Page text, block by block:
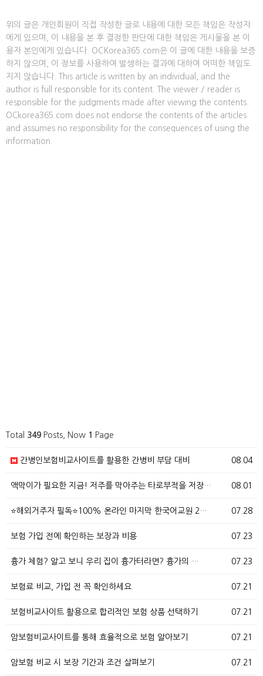
위의 글은 개인회원이 직접 작성한 글로 내용에 대한 모든 책임은 작성자
에게 있으며, 이 내용을 본 후 결정한 판단에 대한 책임은 게시물을 본 이
용자 본인에게 있습니다. OCKorea365.com은 이 글에 대한 내용을 보증
하지 않으며, 이 정보를 사용하여 발생하는 결과에 대하여 어떠한 책임도
지지 않습니다. This article is written by an individual, and the
author is full responsible for its content. The viewer / reader is
responsible for the judgments made after viewing the contents.
OCkorea365.com does not endorse the contents of the articles
and assumes no responsibility for the consequences of using the
information.
Total 349 Posts, Now 1 Page
08.04
간병인보험비교사이트를 활용한 간병비 부담 대비
08.01
액막이가 필요한 지금! 저주를 막아주는 타로부적을 저장…
07.28
⭐해외거주자 필독⭐100% 온라인 마지막 한국어교원 2…
07.23
보험 가입 전에 확인하는 보장과 비용
07.23
흉가 체험? 알고 보니 우리 집이 흉가터라면? 흉가의 …
07.21
보험료 비교, 가입 전 꼭 확인하세요
07.21
보험비교사이트 활용으로 합리적인 보험 상품 선택하기
07.21
암보험비교사이트를 통해 효율적으로 보험 알아보기
07.21
암보험 비교 시 보장 기간과 조건 살펴보기